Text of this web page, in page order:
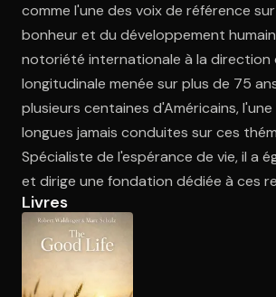
comme l'une des voix de référence
bonheur et du développement
notoriété internationale à la direction
longitudinale menée sur plus de 75
plusieurs centaines d'Américains,
longues jamais conduites sur ces
Spécialiste de l'espérance de vie, il a
et dirige une fondation dédiée à ces
Livres